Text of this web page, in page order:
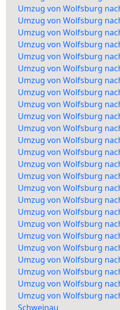
Umzug von Wolfsburg
Umzug von Wolfsburg
Umzug von Wolfsburg
Umzug von Wolfsburg
Umzug von Wolfsburg
Umzug von Wolfsburg
Umzug von Wolfsburg
Umzug von Wolfsburg
Umzug von Wolfsburg
Umzug von Wolfsburg
Umzug von Wolfsburg
Umzug von Wolfsburg
Umzug von Wolfsburg
Umzug von Wolfsburg
Umzug von Wolfsburg
Umzug von Wolfsburg
Umzug von Wolfsburg
Umzug von Wolfsburg
Umzug von Wolfsburg
Umzug von Wolfsburg
Umzug von Wolfsburg
Umzug von Wolfsburg
Umzug von Wolfsburg
Umzug von Wolfsburg
Umzug von Wolfsburg
Schweinau